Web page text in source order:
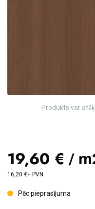
19,60 € /
16,20 €+ PVN
Pēc pieprasījuma
Produkts var